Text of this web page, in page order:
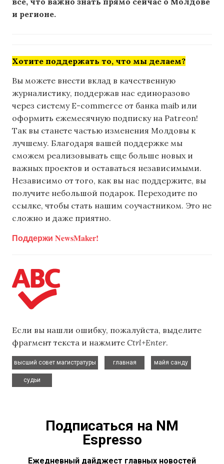
и регионе.
Хотите поддержать то, что мы делаем?
Вы можете внести вклад в качественную
журналистику, поддержав нас единоразово
через систему E-commerce от банка maib или
оформить ежемесячную подписку на Patreon!
Так вы станете частью изменения Молдовы к
лучшему. Благодаря вашей поддержке мы
сможем реализовывать еще больше новых и
важных проектов и оставаться независимыми.
Независимо от того, как вы нас поддержите, вы
получите небольшой подарок. Переходите по
ссылке, чтобы стать нашим соучастником. Это не
сложно и даже приятно.
Поддержи NewsMaker!
Если вы нашли ошибку, пожалуйста, выделите
фрагмент текста и нажмите Ctrl+Enter.
высший совет магистратуры
главная
майя санду
судьи
Подписаться на NM
Espresso
Ежедневный дайджест главных новостей